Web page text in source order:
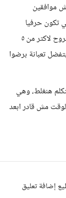
موافقين
حرفيا
حرفيا بتموت ولدرجة ان في اليومين دول بتروح لاكتر من ٥
تعبانة برضوا
هنغلط، وهي
مش قادر ابعد
إضافة تعليق